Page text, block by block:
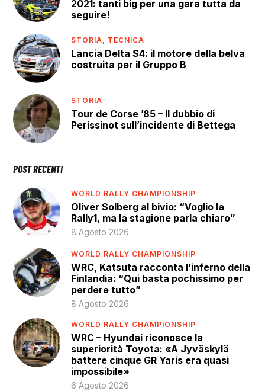
2021: tanti big per una gara tutta da
seguire!
STORIA, TECNICA
Lancia Delta S4: il motore della belva
costruita per il Gruppo B
STORIA
Tour de Corse ’85 – Il dubbio di
Perissinot sull’incidente di Bettega
POST RECENTI
WORLD RALLY CHAMPIONSHIP
Oliver Solberg al bivio: “Voglio la
Rally1, ma la stagione parla chiaro”
8 Agosto 2026
WORLD RALLY CHAMPIONSHIP
WRC, Katsuta racconta l’inferno della
Finlandia: “Qui basta pochissimo per
perdere tutto”
8 Agosto 2026
WORLD RALLY CHAMPIONSHIP
WRC – Hyundai riconosce la
superiorità Toyota: «A Jyväskylä
battere cinque GR Yaris era quasi
impossibile»
6 Agosto 2026